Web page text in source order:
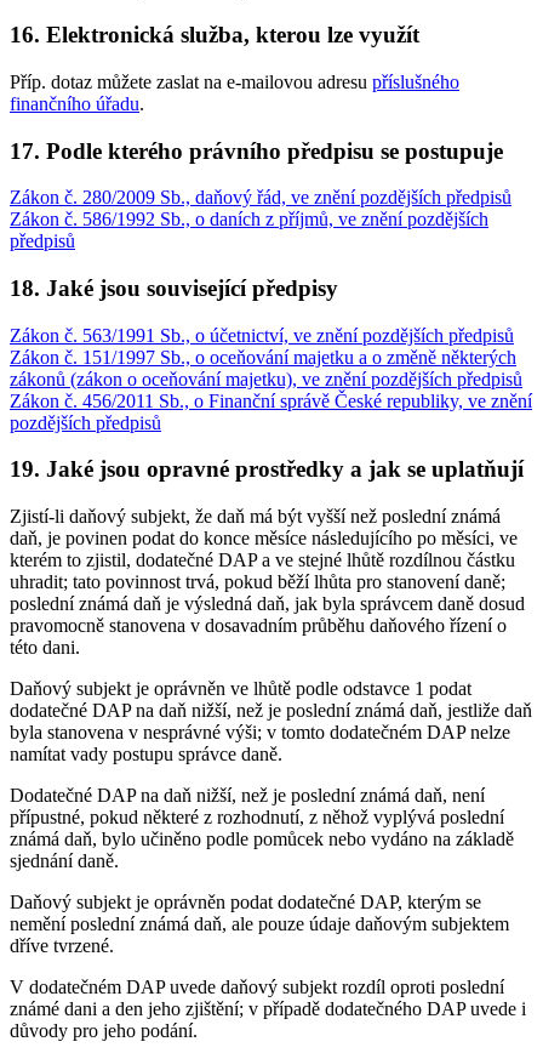
16. Elektronická služba, kterou lze využít
Příp. dotaz můžete zaslat na e-mailovou adresu příslušného
finančního úřadu.
17. Podle kterého právního předpisu se postupuje
Zákon č. 280/2009 Sb., daňový řád, ve znění pozdějších předpisů
Zákon č. 586/1992 Sb., o daních z příjmů, ve znění pozdějších
předpisů
18. Jaké jsou související předpisy
Zákon č. 563/1991 Sb., o účetnictví, ve znění pozdějších předpisů
Zákon č. 151/1997 Sb., o oceňování majetku a o změně některých
zákonů (zákon o oceňování majetku), ve znění pozdějších předpisů
Zákon č. 456/2011 Sb., o Finanční správě České republiky, ve znění
pozdějších předpisů
19. Jaké jsou opravné prostředky a jak se uplatňují
Zjistí-li daňový subjekt, že daň má být vyšší než poslední známá
daň, je povinen podat do konce měsíce následujícího po měsíci, ve
kterém to zjistil, dodatečné DAP a ve stejné lhůtě rozdílnou částku
uhradit; tato povinnost trvá, pokud běží lhůta pro stanovení daně;
poslední známá daň je výsledná daň, jak byla správcem daně dosud
pravomocně stanovena v dosavadním průběhu daňového řízení o
této dani.
Daňový subjekt je oprávněn ve lhůtě podle odstavce 1 podat
dodatečné DAP na daň nižší, než je poslední známá daň, jestliže daň
byla stanovena v nesprávné výši; v tomto dodatečném DAP nelze
namítat vady postupu správce daně.
Dodatečné DAP na daň nižší, než je poslední známá daň, není
přípustné, pokud některé z rozhodnutí, z něhož vyplývá poslední
známá daň, bylo učiněno podle pomůcek nebo vydáno na základě
sjednání daně.
Daňový subjekt je oprávněn podat dodatečné DAP, kterým se
nemění poslední známá daň, ale pouze údaje daňovým subjektem
dříve tvrzené.
V dodatečném DAP uvede daňový subjekt rozdíl oproti poslední
známé dani a den jeho zjištění; v případě dodatečného DAP uvede i
důvody pro jeho podání.